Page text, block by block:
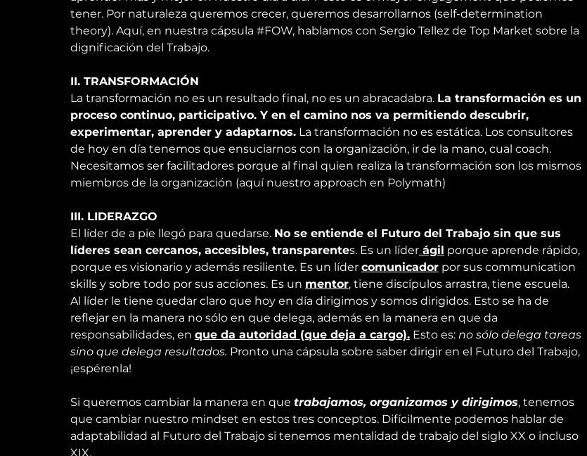
tener. Por naturaleza queremos crecer, queremos desarrollarnos (self-determination
theory). Aquí, en nuestra cápsula #FOW, hablamos con Sergio Tellez de Top Market sobre la
dignificación del Trabajo.
II. TRANSFORMACIÓN
La transformación no es un resultado final, no es un abracadabra. La transformación es un
proceso continuo, participativo. Y en el camino nos va permitiendo descubrir,
experimentar, aprender y adaptarnos. La transformación no es estática. Los consultores
de hoy en día tenemos que ensuciarnos con la organización, ir de la mano, cual coach.
Necesitamos ser facilitadores porque al final quien realiza la transformación son los mismos
miembros de la organización (aquí nuestro approach en Polymath)
III. LIDERAZGO
El líder de a pie llegó para quedarse. No se entiende el Futuro del Trabajo sin que sus
líderes sean cercanos, accesibles, transparentes. Es un líder ágil porque aprende rápido,
porque es visionario y además resiliente. Es un líder comunicador por sus communication
skills y sobre todo por sus acciones. Es un mentor, tiene discípulos arrastra, tiene escuela.
Al líder le tiene quedar claro que hoy en día dirigimos y somos dirigidos. Esto se ha de
reflejar en la manera no sólo en que delega, además en la manera en que da
responsabilidades, en que da autoridad (que deja a cargo). Esto es: no sólo delega tareas
sino que delega resultados. Pronto una cápsula sobre saber dirigir en el Futuro del Trabajo,
¡espérenla!
Si queremos cambiar la manera en que trabajamos, organizamos y dirigimos, tenemos
que cambiar nuestro mindset en estos tres conceptos. Difícilmente podemos hablar de
adaptabilidad al Futuro del Trabajo si tenemos mentalidad de trabajo del siglo XX o incluso
XIX.